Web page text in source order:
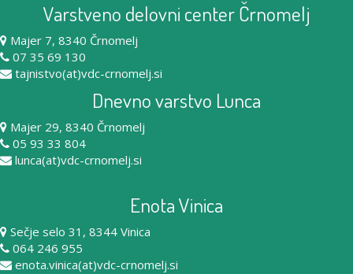
Varstveno delovni center Črnomelj
Majer 7, 8340 Črnomelj
07 35 69 130
tajnistvo(at)vdc-crnomelj.si
Dnevno varstvo Lunca
Majer 29, 8340 Črnomelj
05 93 33 804
lunca(at)vdc-crnomelj.si
Enota Vinica
Sečje selo 31, 8344 Vinica
064 246 955
enota.vinica(at)vdc-crnomelj.si